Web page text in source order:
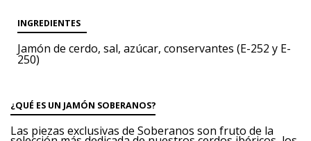
INGREDIENTES
Jamón de cerdo, sal, azúcar, conservantes (E-252 y E-
250)
¿QUÉ ES UN JAMÓN SOBERANOS?
Las piezas exclusivas de Soberanos son fruto de la